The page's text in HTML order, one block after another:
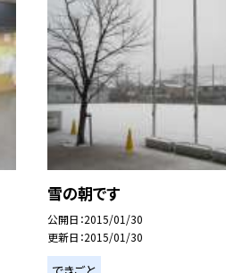
雪の朝です
公開日 2015/01/30
更新日 2015/01/30